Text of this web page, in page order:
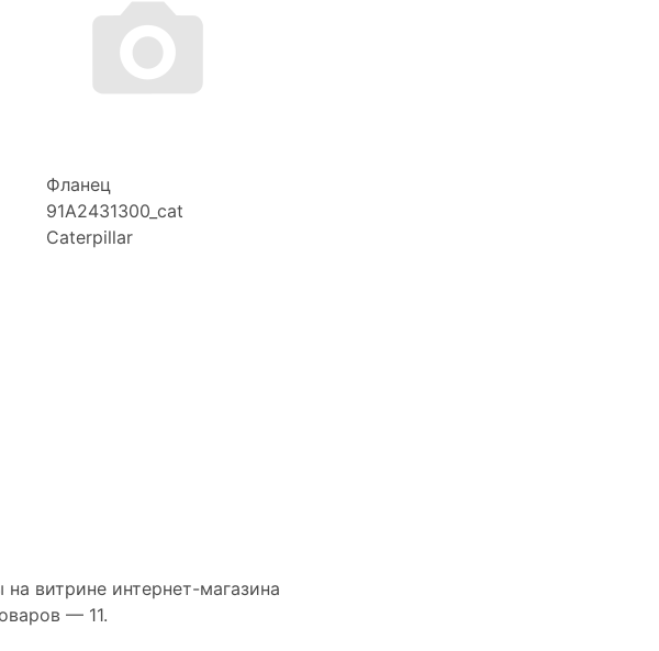
Фланец
91A2431300_cat
Caterpillar
витрине интернет-магазина
— 11.